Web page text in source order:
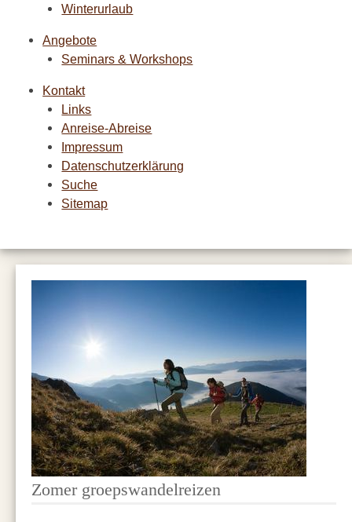
Winterurlaub
Angebote
Seminars & Workshops
Kontakt
Links
Anreise-Abreise
Impressum
Datenschutzerklärung
Suche
Sitemap
Zomer groepswandelreizen